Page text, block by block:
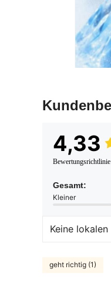
4,33
Bewertungsrichtlinie
Gesamt:
Kleiner
Keine
geht richtig (1)